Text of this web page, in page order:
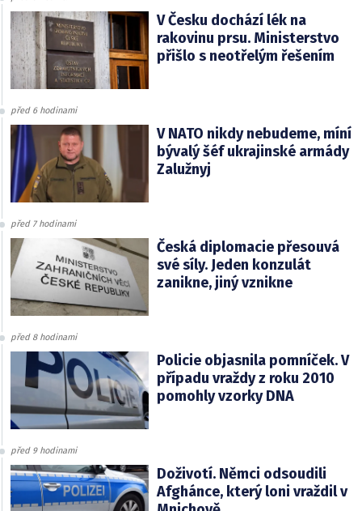
V Česku dochází lék na
rakovinu prsu. Ministerstvo
přišlo s neotřelým řešením
před 6 hodinami
V NATO nikdy nebudeme, míní
bývalý šéf ukrajinské armády
Zalužnyj
před 7 hodinami
Česká diplomacie přesouvá
své síly. Jeden konzulát
zanikne, jiný vznikne
před 8 hodinami
Policie objasnila pomníček. V
případu vraždy z roku 2010
pomohly vzorky DNA
před 9 hodinami
Doživotí. Němci odsoudili
Afghánce, který loni vraždil v